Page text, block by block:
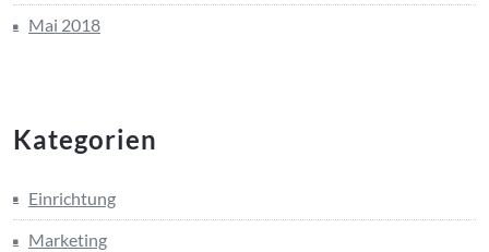
Mai 2018
Kategorien
Einrichtung
Marketing